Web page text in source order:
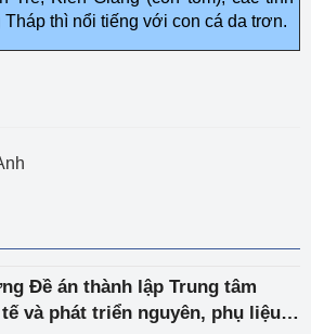
thì nổi tiếng với con cá da trơn.
Đề án thành lập Trung tâm
và phát triển nguyên, phụ liệu